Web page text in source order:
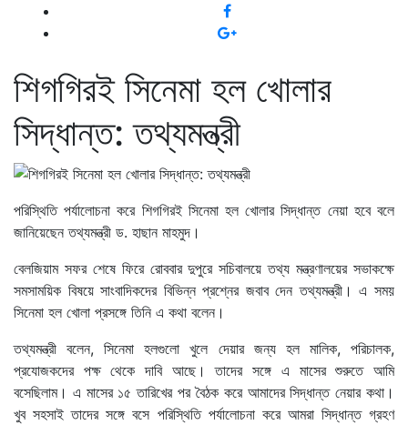
শিগগিরই সিনেমা হল খোলার
সিদ্ধান্ত: তথ্যমন্ত্রী
পরিস্থিতি পর্যালোচনা করে শিগগিরই সিনেমা হল খোলার সিদ্ধান্ত নেয়া হবে বলে
জানিয়েছেন তথ্যমন্ত্রী ড. হাছান মাহমুদ।
বেলজিয়াম সফর শেষে ফিরে রোববার দুপুরে সচিবালয়ে তথ্য মন্ত্রণালয়ের সভাকক্ষে
সমসাময়িক বিষয়ে সাংবাদিকদের বিভিন্ন প্রশ্নের জবাব দেন তথ্যমন্ত্রী। এ সময়
সিনেমা হল খোলা প্রসঙ্গে তিনি এ কথা বলেন।
তথ্যমন্ত্রী বলেন, সিনেমা হলগুলো খুলে দেয়ার জন্য হল মালিক, পরিচালক,
প্রযোজকদের পক্ষ থেকে দাবি আছে। তাদের সঙ্গে এ মাসের শুরুতে আমি
বসেছিলাম। এ মাসের ১৫ তারিখের পর বৈঠক করে আমাদের সিদ্ধান্ত নেয়ার কথা।
খুব সহসাই তাদের সঙ্গে বসে পরিস্থিতি পর্যালোচনা করে আমরা সিদ্ধান্ত গ্রহণ